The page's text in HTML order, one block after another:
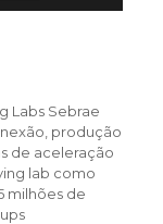
Labs Sebrae
produção
de aceleração
lab como
milhões de